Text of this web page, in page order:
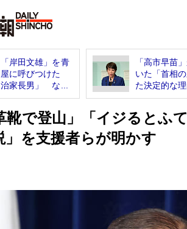
「岸田文雄」を青
に呼びつけた
治家長男」 な...
「高市早苗
いた「首相
た決定的な
靴で登山」「イジると
」を支援者らが明かす